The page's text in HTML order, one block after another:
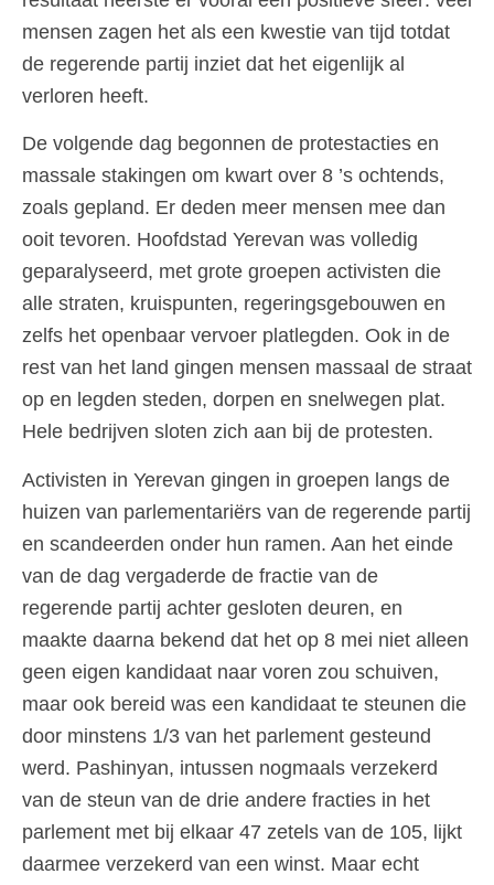
mensen zagen het als een kwestie van tijd totdat
de regerende partij inziet dat het eigenlijk al
verloren heeft.
De volgende dag begonnen de protestacties en
massale stakingen om kwart over 8 ’s ochtends,
zoals gepland. Er deden meer mensen mee dan
ooit tevoren. Hoofdstad Yerevan was volledig
geparalyseerd, met grote groepen activisten die
alle straten, kruispunten, regeringsgebouwen en
zelfs het openbaar vervoer platlegden. Ook in de
rest van het land gingen mensen massaal de straat
op en legden steden, dorpen en snelwegen plat.
Hele bedrijven sloten zich aan bij de protesten.
Activisten in Yerevan gingen in groepen langs de
huizen van parlementariërs van de regerende partij
en scandeerden onder hun ramen. Aan het einde
van de dag vergaderde de fractie van de
regerende partij achter gesloten deuren, en
maakte daarna bekend dat het op 8 mei niet alleen
geen eigen kandidaat naar voren zou schuiven,
maar ook bereid was een kandidaat te steunen die
door minstens 1/3 van het parlement gesteund
werd. Pashinyan, intussen nogmaals verzekerd
van de steun van de drie andere fracties in het
parlement met bij elkaar 47 zetels van de 105, lijkt
daarmee verzekerd van een winst. Maar echt